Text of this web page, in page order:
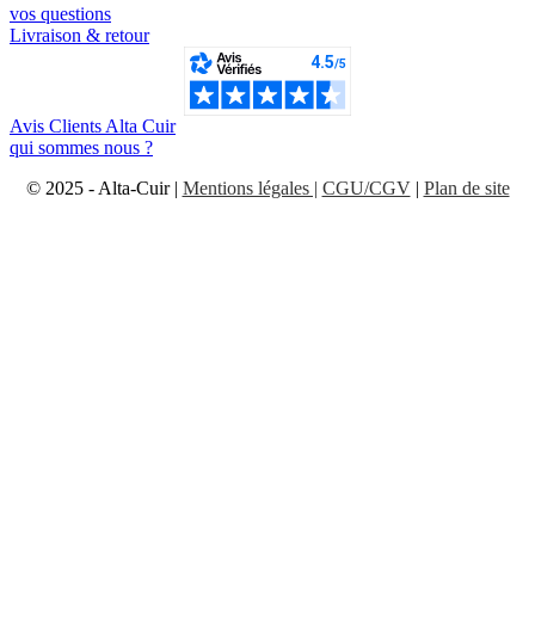
vos questions​
Livraison & retour
Avis Clients Alta Cuir
qui sommes nous ?
© 2025 - Alta-Cuir | Mentions légales | CGU/CGV| Plan de site